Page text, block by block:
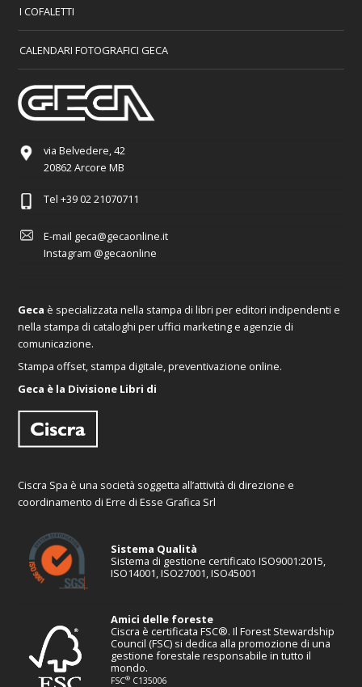
I COFALETTI
CALENDARI FOTOGRAFICI GECA
via Belvedere, 42
20862 Arcore MB
Tel +39 02 21070711
E-mail geca@gecaonline.it
Instagram @gecaonline
Geca è specializzata nella stampa di libri per editori indipendenti e
nella stampa di cataloghi per uffici marketing e agenzie di
comunicazione.
Stampa offset, stampa digitale, preventivazione online.
Geca è la Divisione Libri di
Ciscra Spa è una società soggetta all’attività di direzione e
coordinamento di Erre di Esse Grafica Srl
Sistema Qualità
Sistema di gestione certificato ISO9001:2015,
ISO14001, ISO27001, ISO45001
Amici delle foreste
Ciscra è certificata FSC®. Il Forest Stewardship
Council (FSC) si dedica alla promozione di una
gestione forestale responsabile in tutto il
mondo.
FSC® C135006